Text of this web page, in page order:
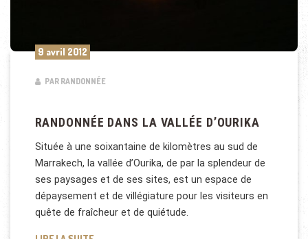
9 avril 2012
PAR RANDONNÉE
RANDONNÉE DANS LA VALLÉE D’OURIKA
Située à une soixantaine de kilomètres au sud de
Marrakech, la vallée d’Ourika, de par la splendeur de
ses paysages et de ses sites, est un espace de
dépaysement et de villégiature pour les visiteurs en
quête de fraîcheur et de quiétude.